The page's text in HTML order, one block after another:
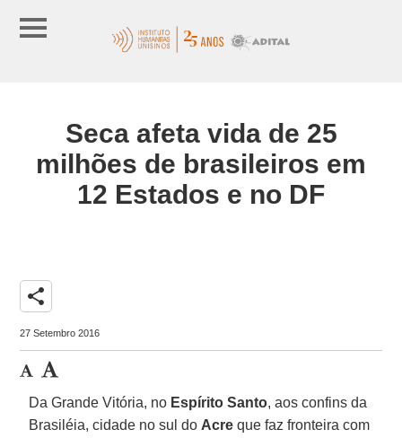
Seca afeta vida de 25
milhões de brasileiros em
12 Estados e no DF
share
27 Setembro 2016
Da Grande Vitória, no Espírito Santo, aos confins da
Brasiléia, cidade no sul do Acre que faz fronteira com